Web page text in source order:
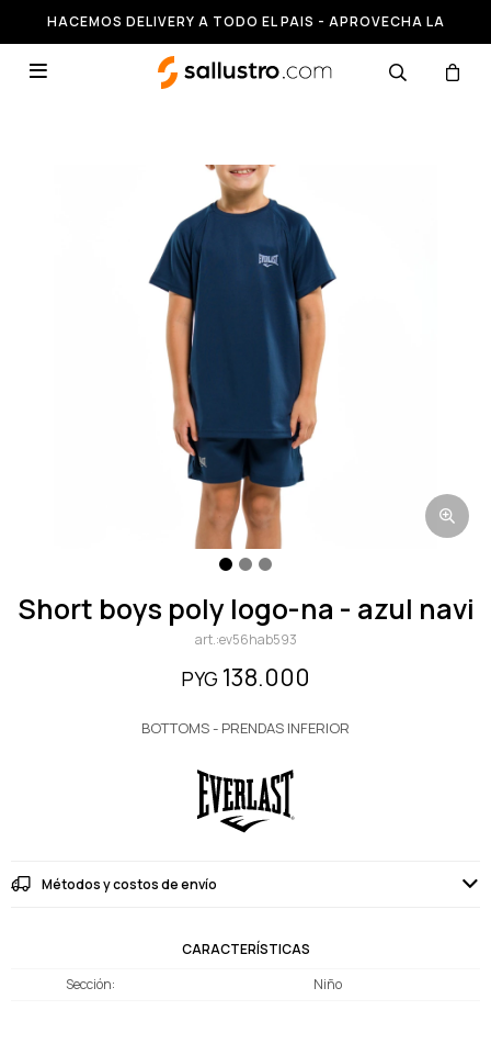
HACEMOS DELIVERY A TODO EL PAIS - APROVECHA LA
RUNNING HASTA 50% OFF

short boys poly logo-na - azul navi
ev56hab593
PYG 138.000
BOTTOMS - PRENDAS INFERIOR
Métodos y costos de envío
CARACTERÍSTICAS
Sección
Niño